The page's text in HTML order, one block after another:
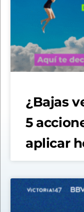
¿Bajas
5
aplicar